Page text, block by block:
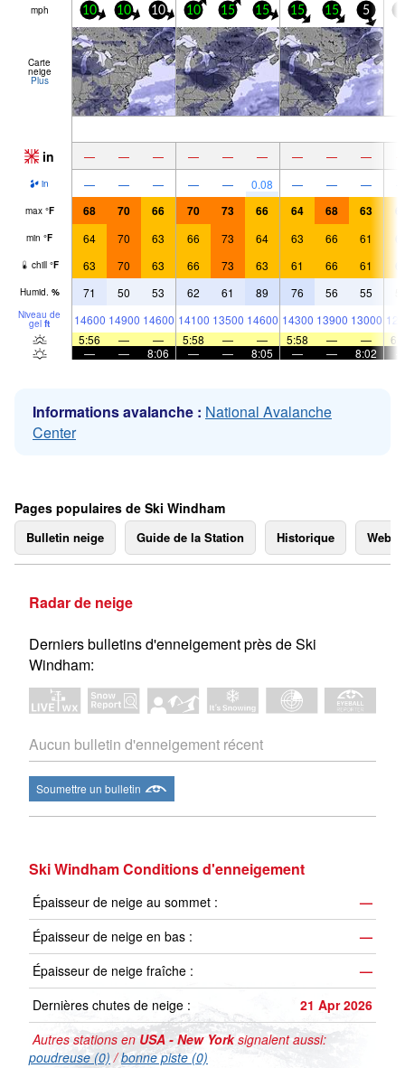
mph 10 10 10 10 15 15 15 15 5
Carte
neige
Plus
in — — — — — — — — —
in — — — — — 0.08 — — —
max °F 68 70 66 70 73 66 64 68 63
min °F 64 70 63 66 73 64 63 66 61
chill °F 63 70 63 66 73 63 61 66 61
Humid. % 71 50 53 62 61 89 76 56 55
Niveau de
gel ft 14600 14900 14600 14100 13500 14600 14300 13900 13000
5:56
— — 5:58 — — 5:58 — —
—
— 8:06 — — 8:05 — — 8:02
Informations avalanche : National Avalanche
Center
Pages populaires de Ski Windham
Bulletin neige Guide de la Station Historique
Radar de neige
Derniers bulletins d'enneigement près de Ski
Windham:
Aucun bulletin d'enneigement récent
Soumettre un bulletin
Ski Windham Conditions d'enneigement
Épaisseur de neige au sommet :
—
Épaisseur de neige en bas :
—
Épaisseur de neige fraîche :
—
Dernières chutes de neige :
21 Apr 2026
Autres stations en USA - New Yorksignalent aussi:
poudreuse (0) /bonne piste (0)